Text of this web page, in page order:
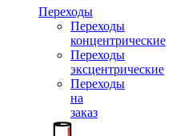
Переходы
Переходы
концентрические
Переходы
эксцентрические
Переходы
на
заказ